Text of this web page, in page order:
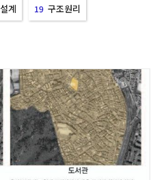
계 19 구조원리